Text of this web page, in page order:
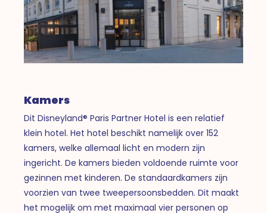
Kamers
Dit Disneyland® Paris Partner Hotel is een relatief
klein hotel. Het hotel beschikt namelijk over 152
kamers, welke allemaal licht en modern zijn
ingericht. De kamers bieden voldoende ruimte voor
gezinnen met kinderen. De standaardkamers zijn
voorzien van twee tweepersoonsbedden. Dit maakt
het mogelijk om met maximaal vier personen op